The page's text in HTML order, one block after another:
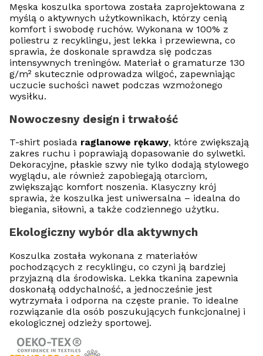
Męska koszulka sportowa została zaprojektowana z
myślą o aktywnych użytkownikach, którzy cenią
komfort i swobodę ruchów. Wykonana w 100% z
poliestru z recyklingu, jest lekka i przewiewna, co
sprawia, że doskonale sprawdza się podczas
intensywnych treningów. Materiał o gramaturze 130
g/m² skutecznie odprowadza wilgoć, zapewniając
uczucie suchości nawet podczas wzmożonego
wysiłku.
Nowoczesny design i trwałość
T-shirt posiada raglanowe rękawy, które zwiększają
zakres ruchu i poprawiają dopasowanie do sylwetki.
Dekoracyjne, płaskie szwy nie tylko dodają stylowego
wyglądu, ale również zapobiegają otarciom,
zwiększając komfort noszenia. Klasyczny krój
sprawia, że koszulka jest uniwersalna – idealna do
biegania, siłowni, a także codziennego użytku.
Ekologiczny wybór dla aktywnych
Koszulka została wykonana z materiałów
pochodzących z recyklingu, co czyni ją bardziej
przyjazną dla środowiska. Lekka tkanina zapewnia
doskonałą oddychalność, a jednocześnie jest
wytrzymała i odporna na częste pranie. To idealne
rozwiązanie dla osób poszukujących funkcjonalnej i
ekologicznej odzieży sportowej.